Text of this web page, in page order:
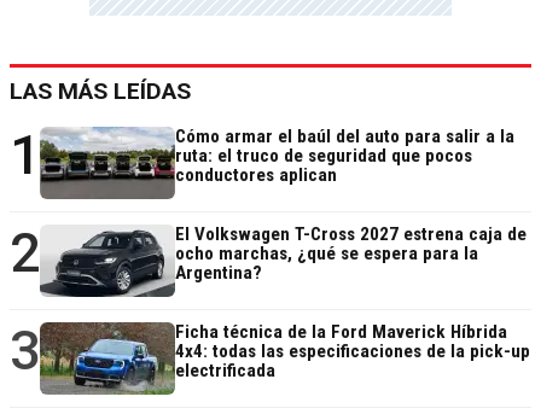
LAS MÁS LEÍDAS
1
Cómo armar el baúl del auto para salir a la
ruta: el truco de seguridad que pocos
conductores aplican
2
El Volkswagen T-Cross 2027 estrena caja de
ocho marchas, ¿qué se espera para la
Argentina?
3
Ficha técnica de la Ford Maverick Híbrida
4x4: todas las especificaciones de la pick-up
electrificada